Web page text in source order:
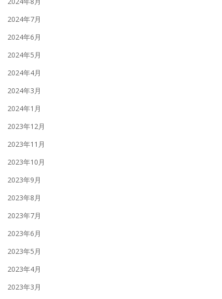
2024年7月
2024年6月
2024年5月
2024年4月
2024年3月
2024年1月
2023年12月
2023年11月
2023年10月
2023年9月
2023年8月
2023年7月
2023年6月
2023年5月
2023年4月
2023年3月